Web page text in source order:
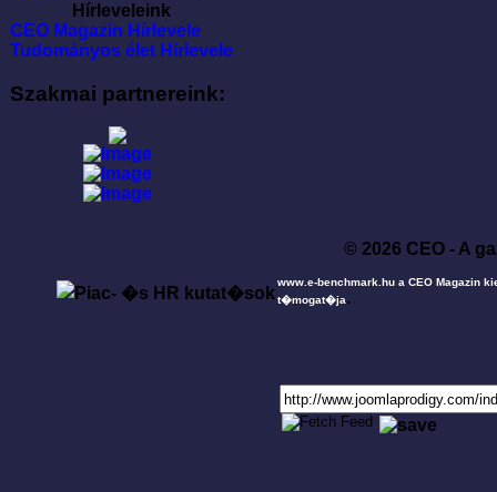
Hírleveleink
CEO Magazin Hírlevele
Tudományos élet Hírlevele
Szakmai partnereink:
© 2026 CEO - A
www.e-benchmark.hu a CEO Magazin
t�mogat�ja.